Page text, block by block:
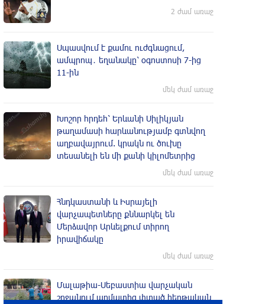
2 ժամ առաջ
Սպասվում է քամու ուժգնացում,
ամպրոպ․ եղանակը՝ օգոստոսի 7-ից
11-ին
մեկ ժամ առաջ
Խոշոր հրդեհ՝ Երևանի Սիլիկյան
թաղամասի հարևանությամբ գտնվող
աղբավայրում. կրակն ու ծուխը
տեսանելի են մի քանի կիլոմետրից
մեկ ժամ առաջ
Հնդկաստանի և Իսրայելի
վարչապետները քննարկել են
Մերձավոր Արևելքում տիրող
իրավիճակը
մեկ ժամ առաջ
Մալաթիա-Սեբաստիա վարչական
շրջանում արմատից փտած հերթական